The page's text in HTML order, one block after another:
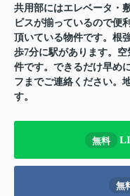
共用部にはエレベータ・
ビスが揃っているので便
頂いている物件です。根
歩7分に駅があります。
件です。できるだけ早め
フまでご連絡ください。
す。
無料
無